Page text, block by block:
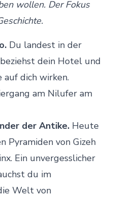
wollen. Der Fokus
Du landest in der
dein Hotel und
auf dich wirken.
am Nilufer am
der Antike. Heute
Pyramiden von Gizeh
Ein unvergesslicher
du im
Welt von